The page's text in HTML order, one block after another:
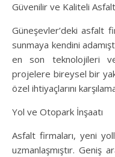
Güvenilir ve Kaliteli Asfalt
Güneşevler’deki asfalt
sunmaya kendini
en son teknolojileri ve
projelere bireysel bir
özel ihtiyaçlarını
Yol ve Otopark İnşaatı
Asfalt firmaları, yeni
uzmanlaşmıştır. Geniş